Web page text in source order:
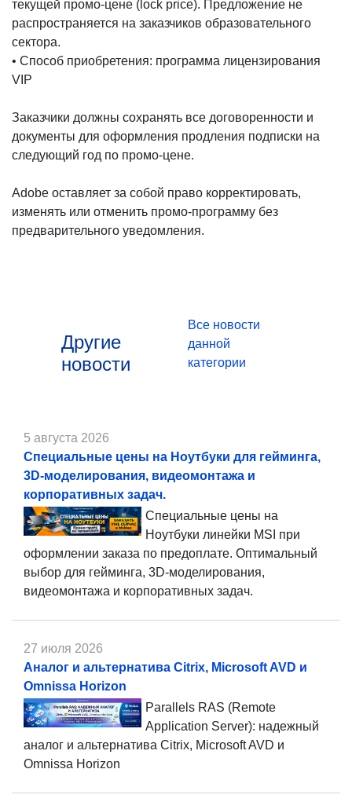
текущей промо-цене (lock price). Предложение не
распространяется на заказчиков образовательного
сектора.
• Способ приобретения: программа лицензирования
VIP
Заказчики должны сохранять все договоренности и
документы для оформления продления подписки на
следующий год по промо-цене.
Adobe оставляет за собой право корректировать,
изменять или отменить промо-программу без
предварительного уведомления.
Другие
новости
Все новости
данной
категории
5 августа 2026
Специальные цены на Ноутбуки для гейминга,
3D-моделирования, видеомонтажа и
корпоративных задач.
Специальные цены на
Ноутбуки линейки MSI при
оформлении заказа по предоплате. Оптимальный
выбор для гейминга, 3D-моделирования,
видеомонтажа и корпоративных задач.
27 июля 2026
Аналог и альтернатива Citrix, Microsoft AVD и
Omnissa Horizon
Parallels RAS (Remote
Application Server): надежный
аналог и альтернатива Citrix, Microsoft AVD и
Omnissa Horizon